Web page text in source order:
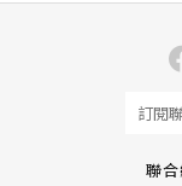
聯